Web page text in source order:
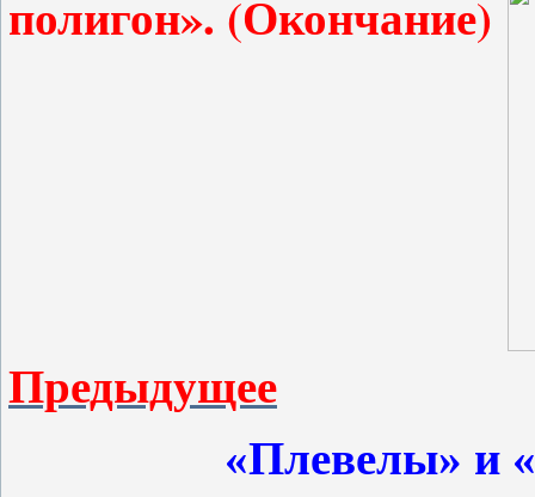
полигон». (Окончание)
Предыдущее
«Плевелы» и